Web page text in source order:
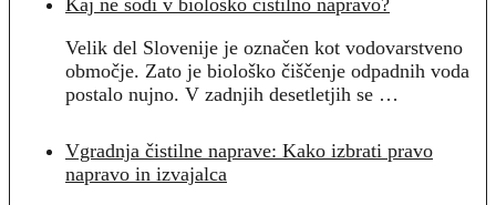
Kaj ne sodi v biološko čistilno napravo?
Velik del Slovenije je označen kot vodovarstveno
območje. Zato je biološko čiščenje odpadnih voda
postalo nujno. V zadnjih desetletjih se …
Vgradnja čistilne naprave: Kako izbrati pravo
napravo in izvajalca